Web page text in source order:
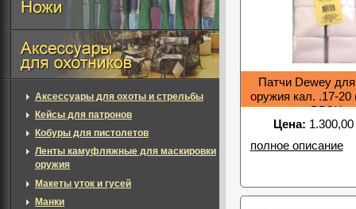
Патчи Dewey для
оружия кал. .17-20
BP3/4
Цена:
полное описание
Аксессуары для охоты и стрельбы
Кейсы для патронов
Кобуры для пистолетов
Ленты камуфляжные для маскировки
оружия
Макеты уток и гусей
Манки